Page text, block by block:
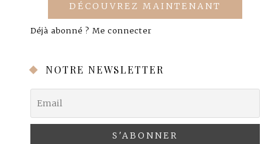
DÉCOUVREZ MAINTENANT
Déjà abonné ? Me connecter
NOTRE NEWSLETTER